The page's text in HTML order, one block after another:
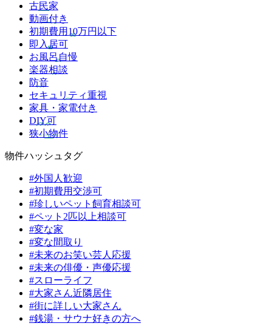
古民家
動画付き
初期費用10万円以下
即入居可
お風呂自慢
楽器相談
防音
セキュリティ重視
家具・家電付き
DIY可
狭小物件
物件ハッシュタグ
#外国人歓迎
#初期費用交渉可
#珍しいペット飼育相談可
#ペット2匹以上相談可
#変な家
#変な間取り
#未来のお笑い芸人応援
#未来の俳優・声優応援
#スローライフ
#大家さん近隣居住
#街に詳しい大家さん
#銭湯・サウナ好きの方へ